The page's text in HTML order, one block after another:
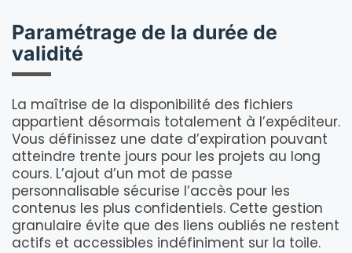
Paramétrage de la durée de
validité
La maîtrise de la disponibilité des fichiers
appartient désormais totalement à l’expéditeur.
Vous définissez une date d’expiration pouvant
atteindre trente jours pour les projets au long
cours. L’ajout d’un mot de passe
personnalisable sécurise l’accès pour les
contenus les plus confidentiels. Cette gestion
granulaire évite que des liens oubliés ne restent
actifs et accessibles indéfiniment sur la toile.